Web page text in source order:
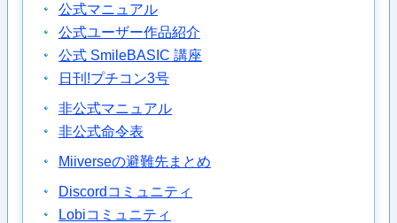
公式マニュアル
公式ユーザー作品紹介
公式 SmileBASIC 講座
日刊!プチコン3号
非公式マニュアル
非公式命令表
Miiverseの避難先まとめ
Discordコミュニティ
Lobiコミュニティ